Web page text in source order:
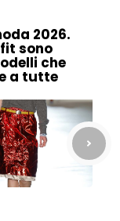
2026.
sono
che
a tutte